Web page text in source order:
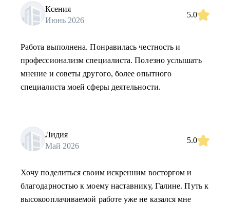
Ксения
Июнь 2026
5.0
Работа выполнена. Понравилась честность и
профессионализм специалиста. Полезно услышать
мнение и советы другого, более опытного
специалиста моей сферы деятельности.
Лидия
Май 2026
5.0
Хочу поделиться своим искренним восторгом и
благодарностью к моему наставнику, Галине. Путь к
высокооплачиваемой работе уже не казался мне